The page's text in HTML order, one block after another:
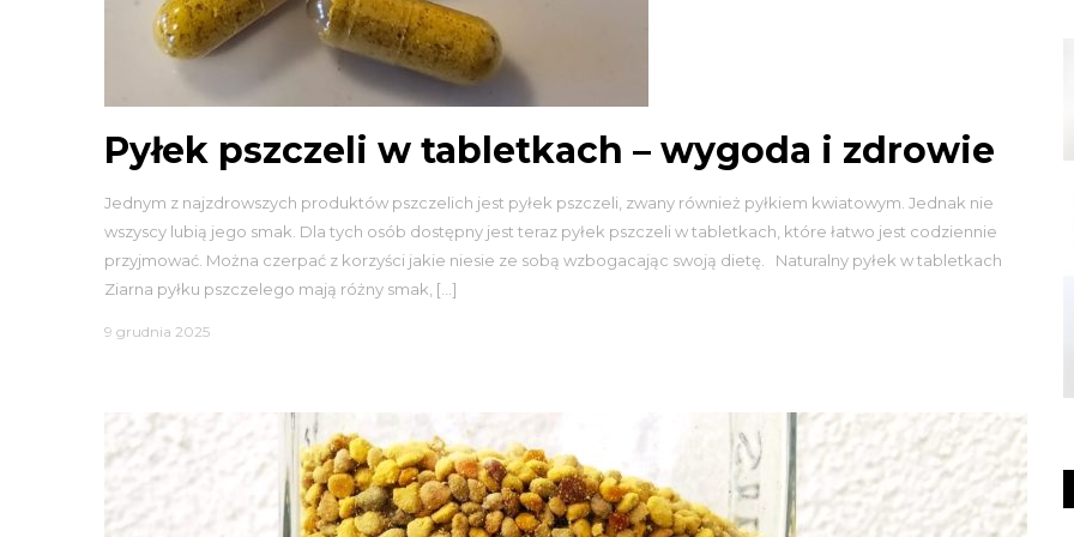
Pyłek pszczeli w tabletkach – wygoda i zdrowie
Jednym z najzdrowszych produktów pszczelich jest pyłek pszczeli, zwany również pyłkiem kwiatowym. Jednak nie
wszyscy lubią jego smak. Dla tych osób dostępny jest teraz pyłek pszczeli w tabletkach, które łatwo jest codziennie
przyjmować. Można czerpać z korzyści jakie niesie ze sobą wzbogacając swoją dietę. Naturalny pyłek w tabletkach
Ziarna pyłku pszczelego mają różny smak, […]
9 grudnia 2025